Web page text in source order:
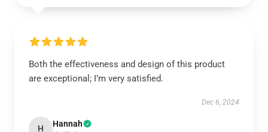
Both the effectiveness and design of this product
are exceptional; I’m very satisfied.
Dec 6, 2024
H Hannah